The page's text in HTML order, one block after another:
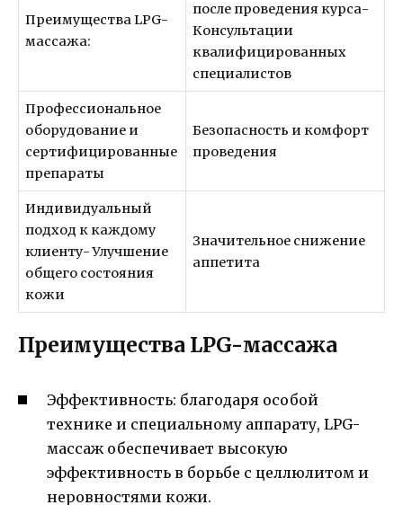
Преимущества LPG-
массажа:
после проведения курса-
Консультации
квалифицированных
специалистов
Профессиональное
оборудование и
сертифицированные
препараты
Безопасность и комфорт
проведения
Индивидуальный
подход к каждому
клиенту- Улучшение
общего состояния
кожи
Значительное снижение
аппетита
Преимущества LPG-массажа
Эффективность: благодаря особой
технике и специальному аппарату, LPG-
массаж обеспечивает высокую
эффективность в борьбе с целлюлитом и
неровностями кожи.